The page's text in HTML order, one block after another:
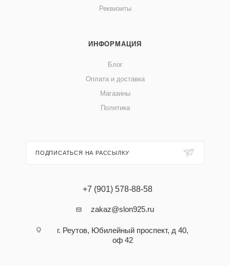
Реквизиты
ИНФОРМАЦИЯ
Блог
Оплата и доставка
Магазины
Политика
ПОДПИСАТЬСЯ НА РАССЫЛКУ
+7 (901) 578-88-58
zakaz@slon925.ru
г. Реутов, Юбилейный проспект, д 40,
оф 42